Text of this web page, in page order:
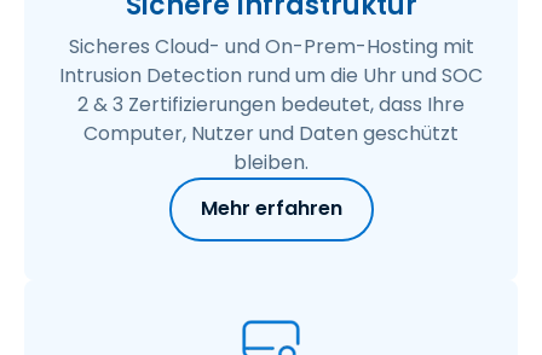
Sicheres Cloud- und On-Prem-Hosting mit
Intrusion Detection rund um die Uhr und SOC
2 & 3 Zertifizierungen bedeutet, dass Ihre
Computer, Nutzer und Daten geschützt
bleiben.
Mehr erfahren